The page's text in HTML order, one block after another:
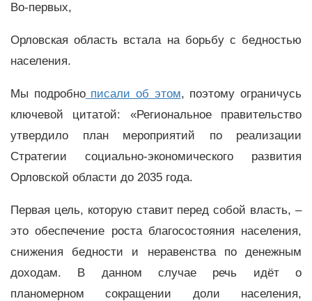
Во-первых,
Орловская область встала на борьбу с бедностью
населения.
Мы подробнописали об этом, поэтому ограничусь
ключевой цитатой: «Региональное правительство
утвердило план мероприятий по реализации
Стратегии социально-экономического развития
Орловской области до 2035 года.
Первая цель, которую ставит перед собой власть, –
это обеспечение роста благосостояния населения,
снижения бедности и неравенства по денежным
доходам. В данном случае речь идёт о
планомерном сокращении доли населения,